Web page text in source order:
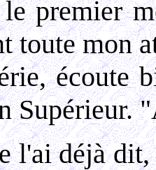
premier
toute mon
écoute
Supérieur.
l'ai déjà dit,